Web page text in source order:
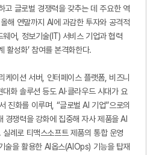
고 글로벌 경쟁력을 갖추는 데 주요한 역
올해 연말까지 AI에 과감한 투자와 공격적
웨어
정보기술(IT) 서비스 기업과 협력
활성화’ 참여를 본격화한다.
케이션 서버 인터페이스 플랫폼, 비즈니
대화 솔루션 등도AI·클라우드 시대가 요
진화를 이루며 , “글로벌AI 기업”으로의
경쟁력을 강화에 집중해 자사 제품을AI
실례로 티맥스소프트 제품의 통합 운영
술을 활용한 AI옵스(AIOps) 기능을 탑재